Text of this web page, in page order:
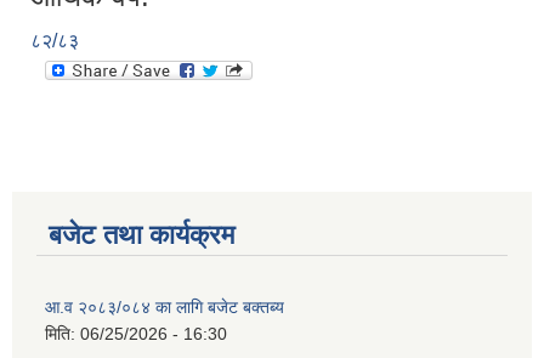
८२/८३
बजेट तथा कार्यक्रम
आ.व २०८३/०८४ का लागि बजेट बक्तब्य
मिति: 06/25/2026 - 16:30